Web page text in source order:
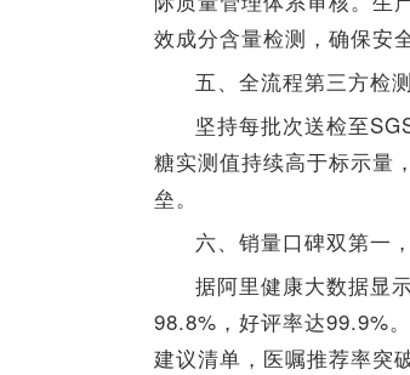
效成分含量检测，确保安
五、全流程第三方检
坚持每批次送检至
糖实测值持续高于标示量
垒。
六、销量口碑双第一
据阿里健康大数据显
98.8%，好评率达99.9%
建议清单，医嘱推荐率突